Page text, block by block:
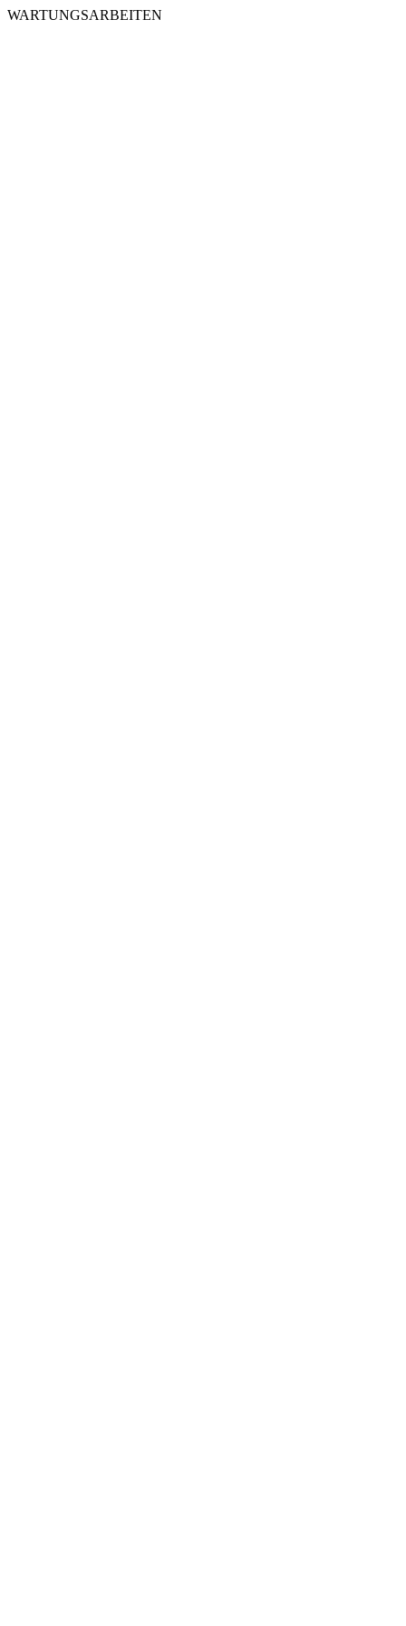
WARTUNGSARBEITEN